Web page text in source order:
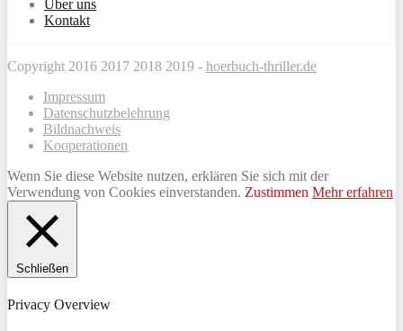
Über uns
Kontakt
Copyright 2016 2017 2018 2019 - hoerbuch-thriller.de
Impressum
Datenschutzbelehrung
Bildnachweis
Kooperationen
Wenn Sie diese Website nutzen, erklären Sie sich mit der
Verwendung von Cookies einverstanden. Zustimmen Mehr erfahren
Schließen
Privacy Overview